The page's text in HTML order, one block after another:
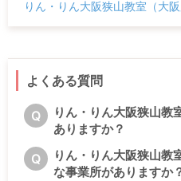
りん・りん大阪狭山教室（大阪
よくある質問
Q
りん・りん大阪狭山教
ありますか？
Q
りん・りん大阪狭山教
な事業所がありますか